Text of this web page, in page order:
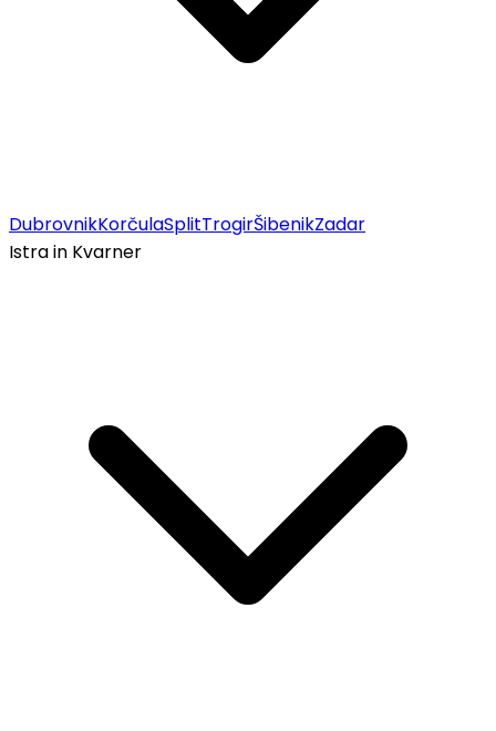
DubrovnikKorčulaSplitTrogirŠibenikZadar
Istra in Kvarner